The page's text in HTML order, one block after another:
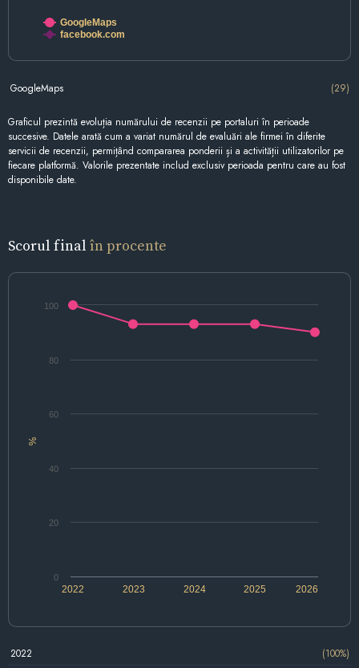
GoogleMaps
facebook.com
GoogleMaps (29)
Graficul prezintă evoluția numărului de recenzii pe portaluri în perioade
succesive. Datele arată cum a variat numărul de evaluări ale firmei în diferite
servicii de recenzii, permițând compararea ponderii și a activității utilizatorilor pe
fiecare platformă. Valorile prezentate includ exclusiv perioada pentru care au fost
disponibile date.
Scorul final în procente
%
2022 2024 2026
2023 2025
0
20
40
60
80
100
2022
(100%)